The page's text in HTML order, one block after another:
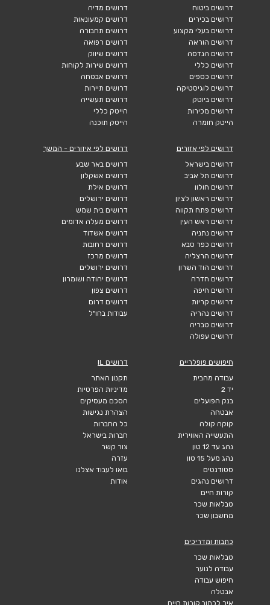
דרושים ביטוח
דרושים בכירים
דרושים בעלי מקצוע
דרושים הוראה
דרושים הנדסה
דרושים כללי
דרושים כספים
דרושים לוגיסטיקה
דרושים ביוטק
דרושים מכירות
הייטק חומרה
דרושים מדיה
דרושים קמעונאות
דרושים תחבורה
דרושים רפואה
דרושים שיווק
דרושים שירות לקוחות
דרושים אבטחה
דרושים תיירות
דרושים תעשייה
הייטק כללי
הייטק תוכנה
דרושים לפי אזורים
דרושים בישראל
דרושים תל אביב
דרושים חולון
דרושים ראשון לציון
דרושים פתח תקווה
דרושים ראש העין
דרושים נתניה
דרושים כפר סבא
דרושים הרצליה
דרושים הוד השרון
דרושים חדרה
דרושים חיפה
דרושים קריות
דרושים נהריה
דרושים טבריה
דרושים עפולה
דרושים לפי איזורים - המשך
דרושים באר שבע
דרושים אשקלון
דרושים אילת
דרושים ירושלים
דרושים בית שמש
דרושים מעלה אדומים
דרושים אשדוד
דרושים רחובות
דרושים מרכז
דרושים ירושלים
דרושים יהודה ושומרון
דרושים צפון
דרושים דרום
עבודות בחו"ל
חיפושים פופלריים
עבודה מהבית
יד 2
בנק הפועלים
אבטחה
קוקה קולה
התעשייה האווירית
נהג עד 12 טון
נהג מעל 15 טון
סטודנטים
דרושים נהגים
קורות חיים
טבלאות שכר
מחשבון שכר
דרושים IL
תקנון האתר
מדיניות הפרטיות
הסכם מעסיקים
הצהרת נגישות
כל החברות
חברות בישראל
צור קשר
עזרה
בואו לעבוד אצלנו
אודות
כתבות ומדריכים
טבלאות שכר
עבודה לנוער
חיפוש עבודה
אבטלה
איך לכתוב קורות חיים